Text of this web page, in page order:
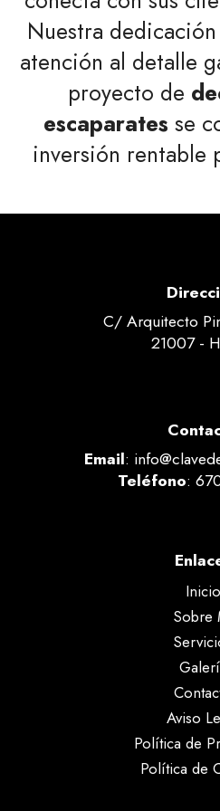
Nuestra
atención al detalle
proyecto de
escaparates se
inversión rentable
C/ Arquitecto
21007 -
Email:
Teléfono:
Inicio
Sobre
Aviso
Política de
Política de